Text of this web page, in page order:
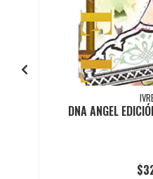
DNA ANGEL